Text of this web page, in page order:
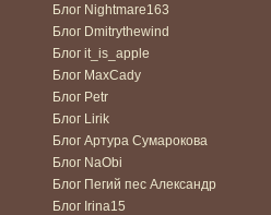
Блог Nightmare163
Блог Dmitrythewind
Блог it_is_apple
Блог MaxCady
Блог Petr
Блог Lirik
Блог Артура Сумарокова
Блог NaObi
Блог Пегий пес Александр
Блог Irina15